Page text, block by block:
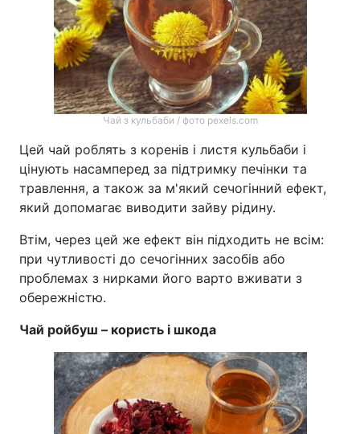
Чай з кульбаби / фото pexels.com
Цей чай роблять з коренів і листя кульбаби і
цінують насамперед за підтримку печінки та
травлення, а також за м'який сечогінний ефект,
який допомагає виводити зайву рідину.
Втім, через цей же ефект він підходить не всім:
при чутливості до сечогінних засобів або
проблемах з нирками його варто вживати з
обережністю.
Чай ройбуш – користь і шкода